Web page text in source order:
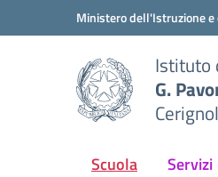
Vai ai contenuti
Vai al menu di navigazione
Ministero dell'Istruzione
Istituto
G.
Scuola Servizi